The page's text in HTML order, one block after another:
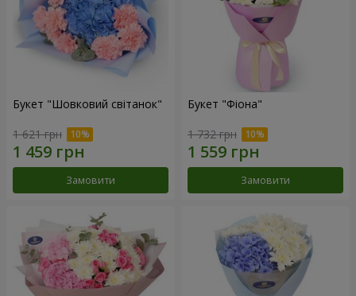
Букет "Шовковий світанок"
1 621 грн
Замовити
Букет "Фіона"
1 732 грн
Замовити